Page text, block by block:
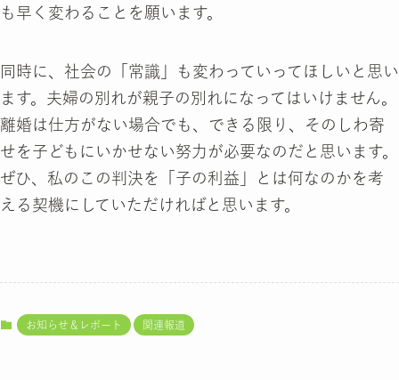
も早く変わることを願います。
同時に、社会の「常識」も変わっていってほしいと思い
ます。夫婦の別れが親子の別れになってはいけません。
離婚は仕方がない場合でも、できる限り、そのしわ寄
せを子どもにいかせない努力が必要なのだと思います。
ぜひ、私のこの判決を「子の利益」とは何なのかを考
える契機にしていただければと思います。
お知らせ＆レポート 関連報道